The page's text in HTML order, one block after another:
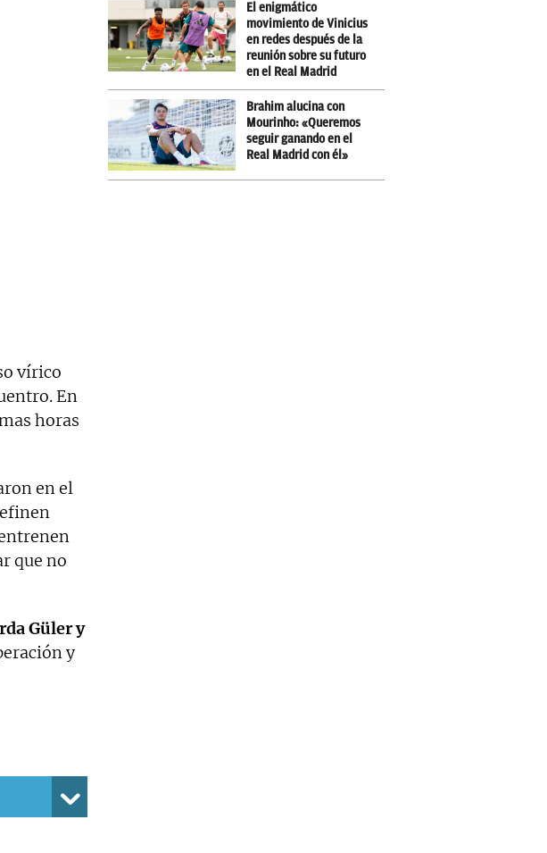
vírico
En
horas
en el
que no
Güler y
y
El enigmático
movimiento de Vinicius
en redes después de la
reunión sobre su futuro
en el Real Madrid
Brahim alucina con
Mourinho: «Queremos
seguir ganando en el
Real Madrid con él»